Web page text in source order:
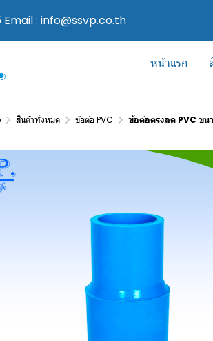
: info@ssvp.co.th
หน้าแรก
สินค้าทั้งหมด ข้อต่อ PVC ข้อต่อตรงลด PVC ขน